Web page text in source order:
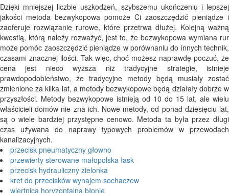
Dzięki mniejszej liczbie uszkodzeń, szybszemu ukończeniu i lepszej
jakości metoda bezwykopowa pomoże Ci zaoszczędzić pieniądze i
zaoferuje rozwiązanie rurowe, które przetrwa dłużej. Kolejną ważną
kwestią, którą należy rozważyć, jest to, że bezwykopowa wymiana rur
może pomóc zaoszczędzić pieniądze w porównaniu do innych technik,
czasami znacznej ilości. Tak więc, choć możesz naprawdę poczuć, że
cena jest nieco wyższa niż tradycyjne strategie, istnieje
prawdopodobieństwo, że tradycyjne metody będą musiały zostać
zmienione za kilka lat, a metody bezwykopowe będą działały dobrze w
przyszłości. Metody bezwykopowe istnieją od 10 do 15 lat, ale wielu
właścicieli domów nie zna ich. Nowe metody, od ponad dziesięciu lat,
są o wiele bardziej przystępne cenowo. Metoda ta była przez długi
czas używana do naprawy typowych problemów w przewodach
kanalizacyjnych.
przecisk pneumatyczny głowno
przewierty sterowane małopolska łask
przecisk hydrauliczny zielonka
kret do przecisków wynajem sochaczew
wiertnica horyzontalna błonie